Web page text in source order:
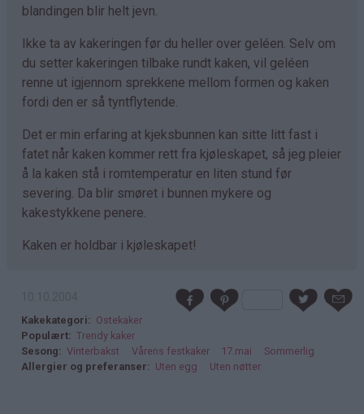
blandingen blir helt jevn.
Ikke ta av kakeringen før du heller over geléen. Selv om
du setter kakeringen tilbake rundt kaken, vil geléen
renne ut igjennom sprekkene mellom formen og kaken
fordi den er så tyntflytende.
Det er min erfaring at kjeksbunnen kan sitte litt fast i
fatet når kaken kommer rett fra kjøleskapet, så jeg pleier
å la kaken stå i romtemperatur en liten stund før
severing. Da blir smøret i bunnen mykere og
kakestykkene penere.
Kaken er holdbar i kjøleskapet!
Kakekategori
Ostekaker
Populært
Trendy kaker
Sesong
Vinterbakst Vårens festkaker 17.mai
Sommerlig
Allergier og preferanser
Uten egg Uten nøtter